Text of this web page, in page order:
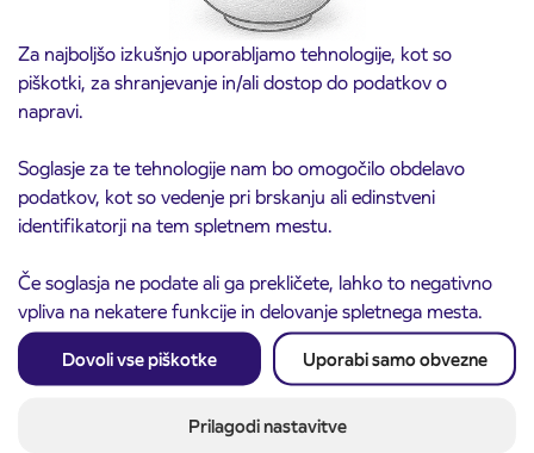
Za najboljšo izkušnjo uporabljamo tehnologije, kot so
piškotki, za shranjevanje in/ali dostop do podatkov o
napravi.
Soglasje za te tehnologije nam bo omogočilo obdelavo
podatkov, kot so vedenje pri brskanju ali edinstveni
identifikatorji na tem spletnem mestu.
Če soglasja ne podate ali ga prekličete, lahko to negativno
vpliva na nekatere funkcije in delovanje spletnega mesta.
Dovoli vse piškotke Uporabi samo obvezne
Prilagodi nastavitve
Predprodaja dijaških subvencioniranih IJPP
vozovnic za šolsko leto 2026/2027 se začne
21. avgusta
Kranj
Preberite objavo